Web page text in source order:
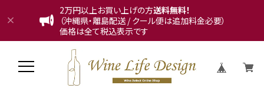
2万円以上お買い上げの方送料無料！
（沖縄県・離島配送 / クール便は追加料金必要）
価格は全て税込表示です